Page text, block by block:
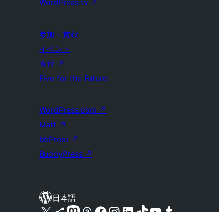
WordPress.tv ↗
参加・貢献
イベント
寄付 ↗
Five for the Future
WordPress.com ↗
Matt ↗
bbPress ↗
BuddyPress ↗
日本語